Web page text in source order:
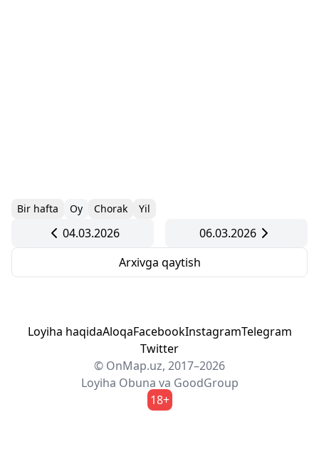
Bir hafta Oy Chorak Yil
04.03.2026
06.03.2026
Arxivga qaytish
Loyiha haqidaAloqaFacebookInstagramTelegram
Twitter
© OnMap.uz, 2017–2026
Loyiha Obuna va GoodGroup
18+